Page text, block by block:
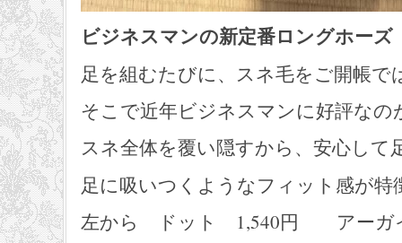
ビジネスマンの新定番ロングホーズ
足を組むたびに、スネ毛をご開帳で
そこで近年ビジネスマンに好評なの
スネ全体を覆い隠すから、安心して
足に吸いつくようなフィット感が特
左から ドット 1,540円 アーガ